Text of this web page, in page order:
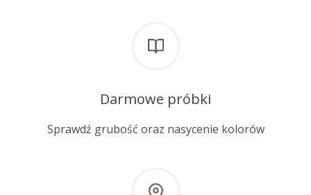
Darmowe próbki
Sprawdź grubość oraz nasycenie kolorów